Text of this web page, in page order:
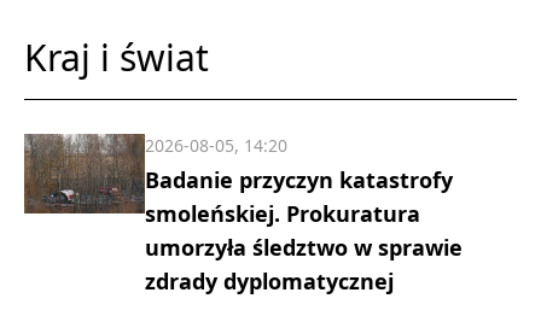
Kraj i świat
Badanie przyczyn katastrofy
smoleńskiej. Prokuratura
umorzyła śledztwo w sprawie
zdrady dyplomatycznej
2026-08-05, 14:20